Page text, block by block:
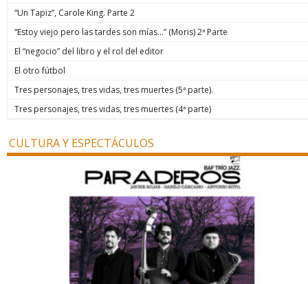
“Un Tapiz”, Carole King. Parte 2
“Estoy viejo pero las tardes son mías…” (Moris) 2ª Parte
El “negocio” del libro y el rol del editor
El otro fútbol
Tres personajes, tres vidas, tres muertes (5ª parte).
Tres personajes, tres vidas, tres muertes (4ª parte)
CULTURA Y ESPECTÁCULOS